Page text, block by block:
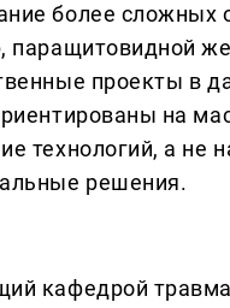
более сложных
паращитовидной
проекты в
на
технологий, а не
решения.
кафедрой